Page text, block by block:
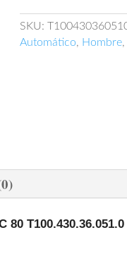
SKU:
Automático, Hombre,
80 T100.430.36.051.0